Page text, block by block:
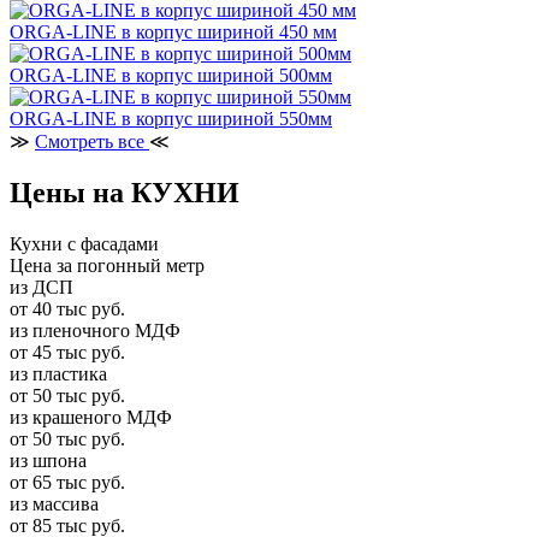
ORGA-LINE в корпус шириной 450 мм
ORGA-LINE в корпус шириной 500мм
ORGA-LINE в корпус шириной 550мм
≫ Смотреть все ≪
Цены на КУХНИ
Кухни с фасадами
Цена за погонный метр
из ДСП
от 40 тыс руб.
из пленочного МДФ
от 45 тыс руб.
из пластика
от 50 тыс руб.
из крашеного МДФ
от 50 тыс руб.
из шпона
от 65 тыс руб.
из массива
от 85 тыс руб.